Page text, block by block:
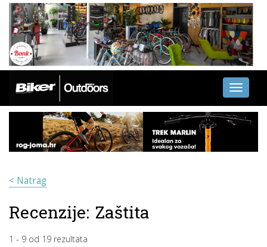
Toggle
< Natrag
Recenzije: Zaštita
1 - 9 od 19 rezultata